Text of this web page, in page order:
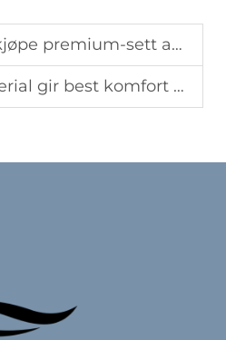
av setebeskyttere fra pålitelige produsenter
og holdbarhet för setepolstringer